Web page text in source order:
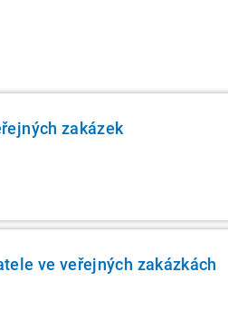
zakázek
ve veřejných zakázkách